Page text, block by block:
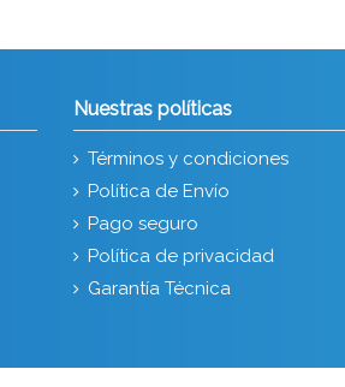
Nuestras políticas
Términos y condiciones
Política de Envío
Pago seguro
Política de privacidad
Garantía Técnica